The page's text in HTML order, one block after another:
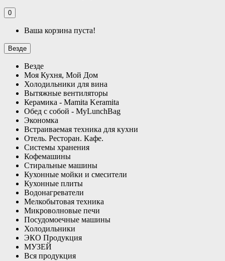
0
Ваша корзина пуста!
Везде
Везде
Моя Кухня, Мой Дом
Холодильники для вина
Вытяжные вентиляторы
Керамика - Mamita Keramita
Обед с собой - MyLunchBag
Экономка
Встраиваемая техника для кухни
Отель. Ресторан. Кафе.
Системы хранения
Кофемашины
Стиральные машины
Кухонные мойки и смесители
Кухонные плиты
Водонагреватели
Мелкобытовая техника
Микроволновые печи
Посудомоечные машины
Холодильники
ЭКО Продукция
МУЗЕЙ
Вся продукция